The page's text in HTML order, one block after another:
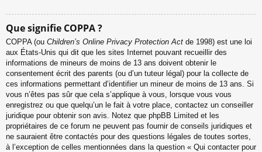
Que signifie COPPA ?
COPPA (ou Children’s Online Privacy Protection Act de 1998) est une loi
aux États-Unis qui dit que les sites Internet pouvant recueillir des
informations de mineurs de moins de 13 ans doivent obtenir le
consentement écrit des parents (ou d’un tuteur légal) pour la collecte de
ces informations permettant d’identifier un mineur de moins de 13 ans. Si
vous n’êtes pas sûr que cela s’applique à vous, lorsque vous vous
enregistrez ou que quelqu’un le fait à votre place, contactez un conseiller
juridique pour obtenir son avis. Notez que phpBB Limited et les
propriétaires de ce forum ne peuvent pas fournir de conseils juridiques et
ne sauraient être contactés pour des questions légales de toutes sortes,
à l’exception de celles mentionnées dans la question « Qui contacter pour